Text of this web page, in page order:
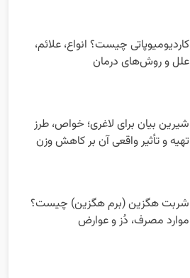
کاردیومیوپاتی چیست؟ انواع، علائم،
علل و روش‌های درمان
شیرین بیان برای لاغری؛ خواص، طرز
تهیه و تأثیر واقعی آن بر کاهش وزن
شربت هگزین (برم هگزین) چیست؟
موارد مصرف، دُز و عوارض